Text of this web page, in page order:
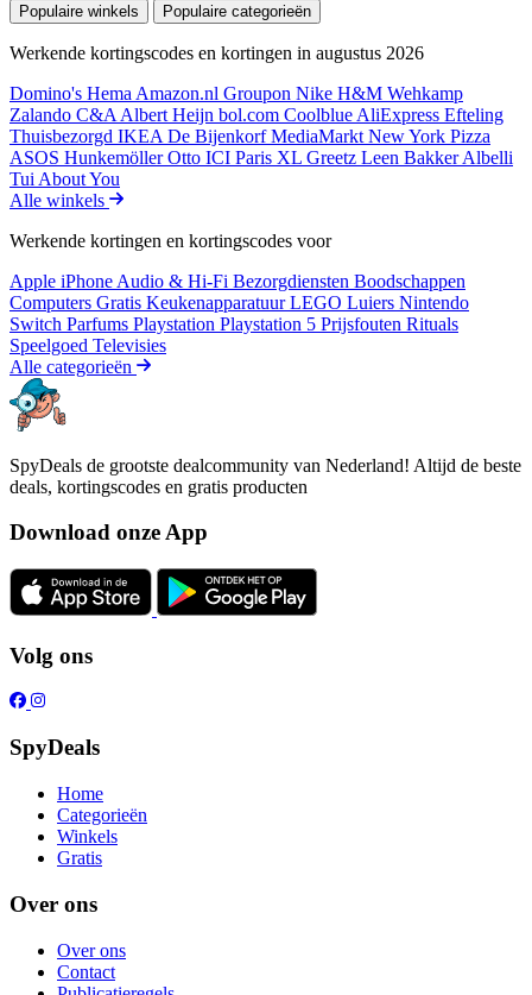
Populaire winkels Populaire categorieën
Werkende kortingscodes en kortingen in augustus 2026
Domino's Hema Amazon.nl Groupon Nike H&M Wehkamp
Zalando C&A Albert Heijn bol.com Coolblue AliExpress Efteling
Thuisbezorgd IKEA De BijenkorfMediaMarkt New York Pizza
ASOS HunkemöllerOtto ICI Paris XL Greetz Leen BakkerAlbelli
Tui About You
Alle winkels
Werkende kortingen en kortingscodes voor
Apple iPhone Audio & Hi-Fi Bezorgdiensten Boodschappen
Computers Gratis KeukenapparatuurLEGO Luiers Nintendo
Switch Parfums Playstation Playstation 5 Prijsfouten Rituals
Speelgoed Televisies
Alle categorieën
SpyDeals de grootste dealcommunity van Nederland! Altijd de beste
deals, kortingscodes en gratis producten
Download onze App
Volg ons
SpyDeals
Home
Categorieën
Winkels
Gratis
Over ons
Over ons
Contact